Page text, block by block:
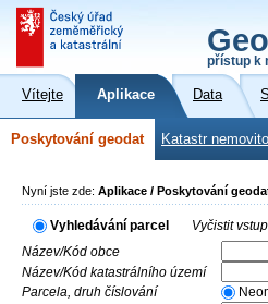
přístup k
Vítejte Aplikace Data
Poskytování geodat Katastr
Nyní jste zde: Aplikace / Poskytování
Vyhledávání parcel
Vyčistit
Název/Kód obce
Název/Kód katastrálního území
Parcela, druh číslování